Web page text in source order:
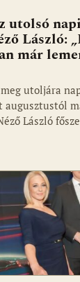
utolsó
László:
már
utoljára
augusztustól
László